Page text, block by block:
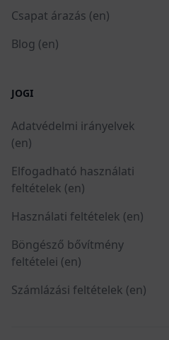
Csapat árazás (en)
Blog (en)
JOGI
Adatvédelmi irányelvek
(en)
Elfogadható használati
feltételek (en)
Használati feltételek (en)
Böngésző bővítmény
feltételei (en)
Számlázási feltételek (en)